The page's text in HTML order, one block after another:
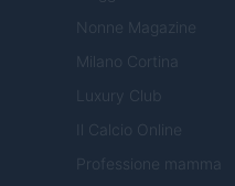
Nonne Magazine
Milano Cortina
Luxury Club
Il Calcio Online
Professione mamma